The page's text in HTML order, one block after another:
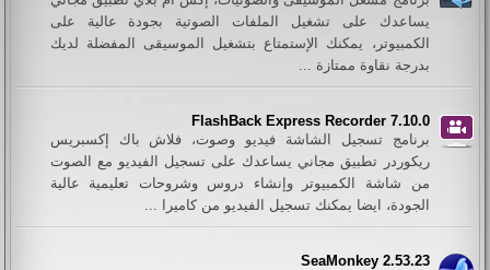
يساعدك على تشغيل الملفات الصوتية بجودة عالية على
الكمبيوتر، يمكنك الإستمتاع بتشغيل الموسيقى المفضلة لديك
بدرجة نقاوة ممتازة ...
FlashBack Express Recorder 7.10.0
برنامج تسجيل الشاشة فيديو وصوت، فلاش باك إكسبريس
ريكوردر تطبيق مجاني يساعدك على تسجيل الفيديو مع الصوت
من شاشة الكمبيوتر وإنشاء دروس وشروحات تعليمية عالية
الجودة، ايضا يمكنك تسجيل الفيديو من كاميرا ...
SeaMonkey 2.53.23